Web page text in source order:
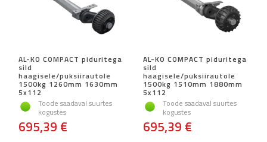
AL-KO COMPACT piduritega
sild
haagisele/puksiirautole
1500kg 1260mm 1630mm
5x112
Toode saadaval suurtes
kogustes
695,39 €
AL-KO COMPACT piduritega
sild
haagisele/puksiirautole
1500kg 1510mm 1880mm
5x112
Toode saadaval suurtes
kogustes
695,39 €